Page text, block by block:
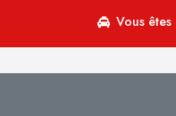
Vous